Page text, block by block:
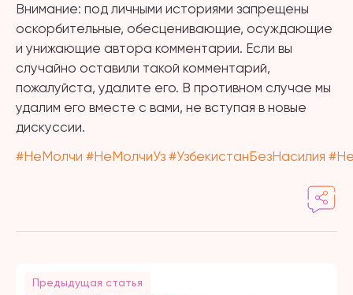
Внимание: под личными историями запрещены
оскорбительные, обесценивающие, осуждающие
и унижающие автора комментарии. Если вы
случайно оставили такой комментарий,
пожалуйста, удалите его. В противном случае мы
удалим его вместе с вами, не вступая в новые
дискуссии.
#НеМолчи #НеМолчиУз #УзбекистанБезНасилия #
Предыдущая статья